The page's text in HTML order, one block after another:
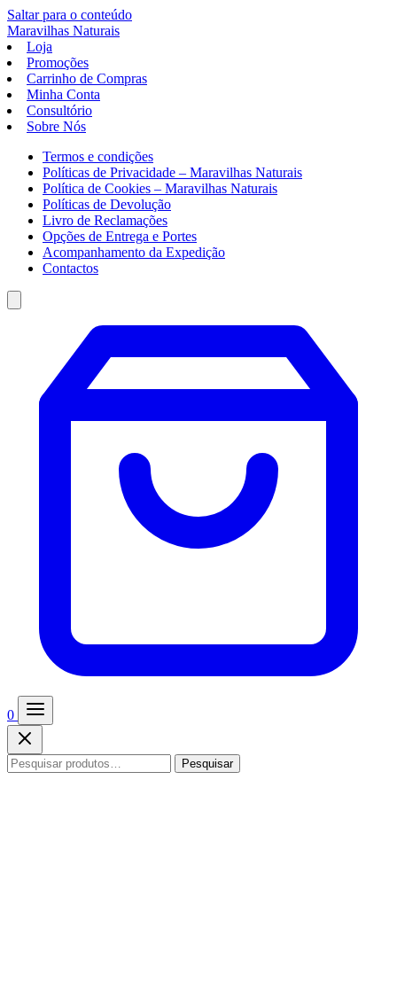
Saltar para o conteúdo
Maravilhas Naturais
Loja
Promoções
Carrinho de Compras
Minha Conta
Consultório
Sobre Nós
Termos e condições
Políticas de Privacidade – Maravilhas Naturais
Política de Cookies – Maravilhas Naturais
Políticas de Devolução
Livro de Reclamações
Opções de Entrega e Portes
Acompanhamento da Expedição
Contactos
0
Pesquisar